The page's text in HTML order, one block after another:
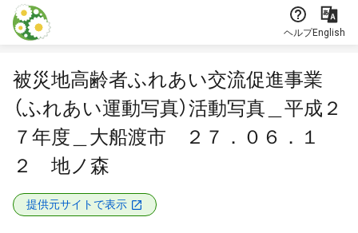
本文に飛ぶ
ヘルプEnglish
被災地高齢者ふれあい交流促進事業
（ふれあい運動写真）活動写真＿平成２
７年度＿大船渡市 ２７．０６．１
２ 地ノ森
提供元サイトで表示